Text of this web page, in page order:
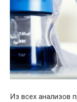
Из всех анализов